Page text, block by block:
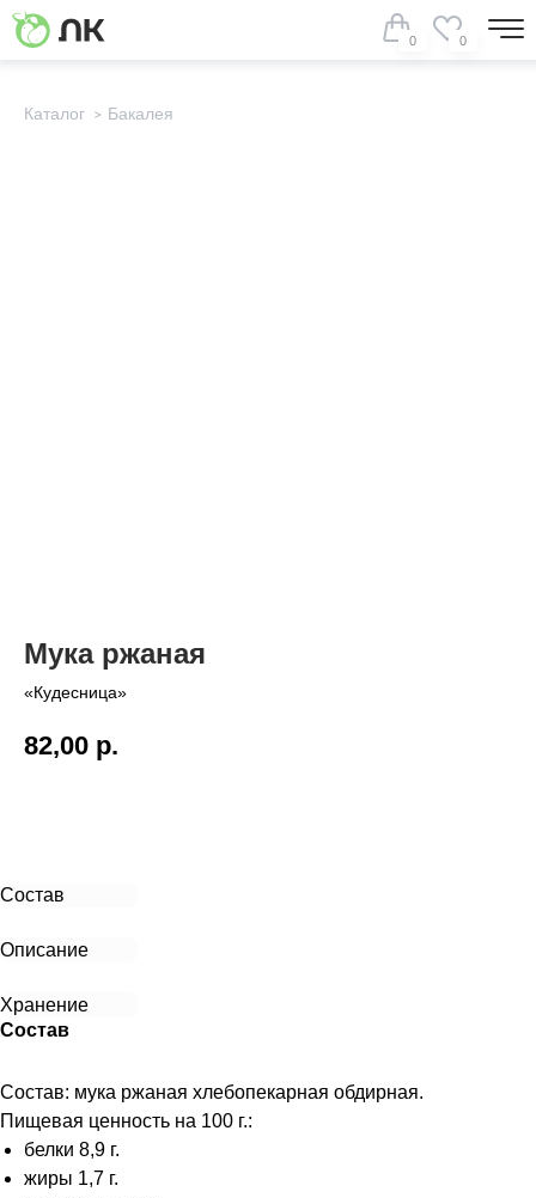
0
0
Каталог Бакалея
Мука ржаная
«Кудесница»
82,00 р.
Состав
Описание
Хранение
Состав
Состав: мука ржаная хлебопекарная обдирная.
Пищевая ценность на 100 г.:
белки 8,9 г.
жиры 1,7 г.